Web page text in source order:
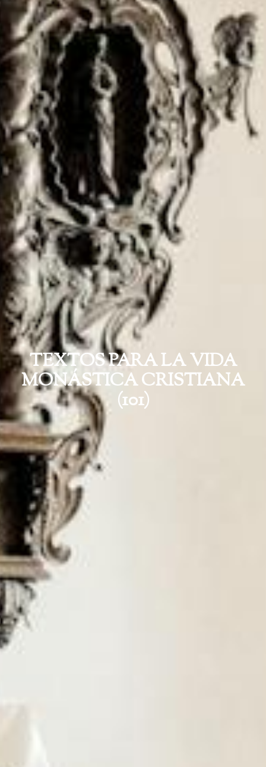
TEXTOS PARA LA VIDA
MONÁSTICA CRISTIANA
(101)